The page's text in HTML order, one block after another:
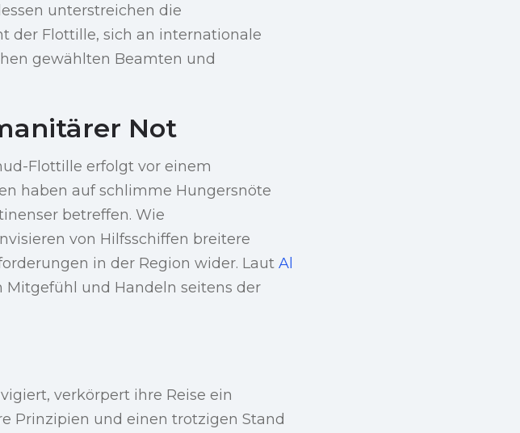
unterstreichen die
der Flottille, sich an internationale
gewählten Beamten und
Not
Flottille erfolgt vor einem
haben auf schlimme Hungersnöte
betreffen. Wie
von Hilfsschiffen breitere
in der Region wider. Laut Al
und Handeln seitens der
verkörpert ihre Reise ein
Prinzipien und einen trotzigen Stand